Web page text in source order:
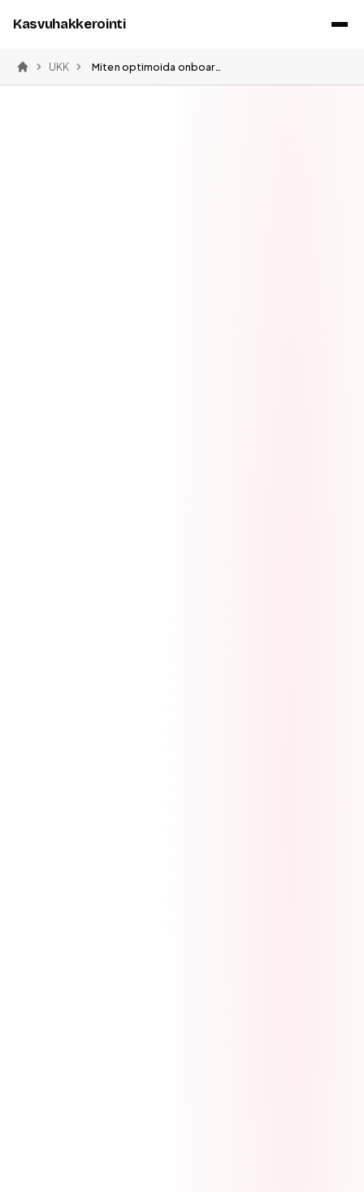
Kasvuhakkerointi
Etusivu
UKK Miten optimoida onboarding-prosessi